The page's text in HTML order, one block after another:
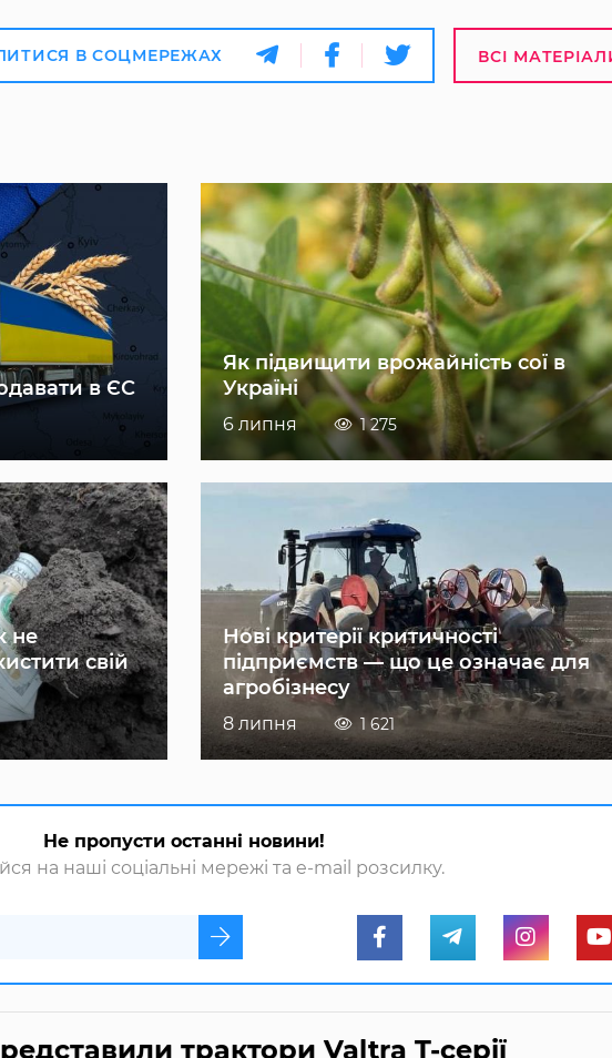
В СОЦМЕРЕЖАХ ВСІ
в ЄС
Як підвищити врожайність сої в
Україні
6 липня 1 275
не
свій
Нові критерії критичності
підприємств — що це означає для
агробізнесу
8 липня 1 621
Не пропусти останні новини!
на наші соціальні мережі та e-mail розсилку.
трактори Valtra T-серії